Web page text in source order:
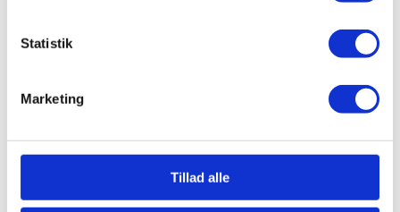
Statistik
Marketing
Tillad alle
VIDEOER
Naturgeografi